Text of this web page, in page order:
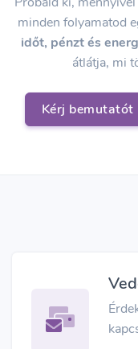
minden folyamatod
időt, pénzt és
átlátja, mi
Kérj bemutatót